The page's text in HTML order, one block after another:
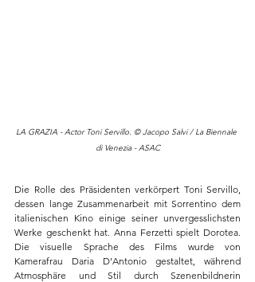
LA GRAZIA - Actor Toni Servillo. © Jacopo Salvi / La Biennale
di Venezia - ASAC
Die Rolle des Präsidenten verkörpert Toni Servillo,
dessen lange Zusammenarbeit mit Sorrentino dem
italienischen Kino einige seiner unvergesslichsten
Werke geschenkt hat. Anna Ferzetti spielt Dorotea.
Die visuelle Sprache des Films wurde von
Kamerafrau Daria D’Antonio gestaltet, während
Atmosphäre und Stil durch Szenenbildnerin